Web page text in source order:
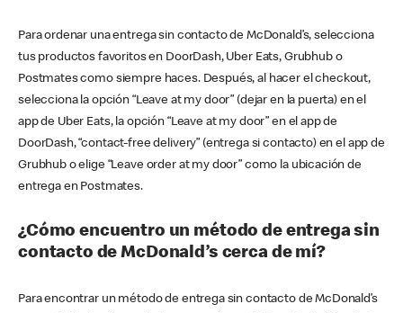
Para ordenar una entrega sin contacto de McDonald’s, selecciona
tus productos favoritos en DoorDash, Uber Eats, Grubhub o
Postmates como siempre haces. Después, al hacer el checkout,
selecciona la opción “Leave at my door” (dejar en la puerta) en el
app de Uber Eats, la opción “Leave at my door” en el app de
DoorDash, “contact-free delivery” (entrega si contacto) en el app de
Grubhub o elige “Leave order at my door” como la ubicación de
entrega en Postmates.
¿Cómo encuentro un método de entrega sin
contacto de McDonald’s cerca de mí?
Para encontrar un método de entrega sin contacto de McDonald’s